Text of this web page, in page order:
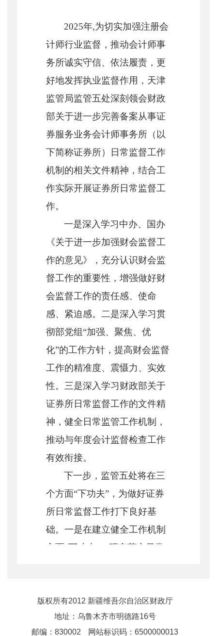
2025年,为切实加强注册会
计师行业监督，推动会计师事
务所诚实守信、依法履责，更
好地发挥执业监督作用，天津
监管局监管五处深刻领会财政
部关于进一步完善备案从事证
券服务业务会计师事务所（以
下简称证券所）日常监督工作
机制的相关文件精神，结合工
作实际开展证券所日常监督工
作。
一是深入学习中办、国办
《关于进一步加强财会监督工
作的意见》，充分认识财会监
督工作的重要性，增强做好财
会监督工作的责任感、使命
感、紧迫感。二是深入学习贯
彻部党组 “加强、聚焦、优
化”的工作方针，提高财会监督
工作的精准度、震慑力、实效
性。三是深入学习财政部关于
证券所日常监督工作的文件精
神，健全日常监管工作机制，
推动与年度会计监督检查工作
有效衔接。
下一步，监管五处将在三
个方面“下功夫”，为做好证券
所日常监督工作打下良好基
础。一是在建立健全工作机制
方面“下功夫”，研究落实日常
专业性和规范性。二是在提升
监督方式上“下功夫”，线上线
版权所有2012 新疆维吾尔自治区财政厅
地址：乌鲁木齐市明德路16号
邮编：830002
网站标识码：6500000013